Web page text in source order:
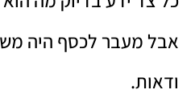
אבל מעבר לכסף היה
ודאות.